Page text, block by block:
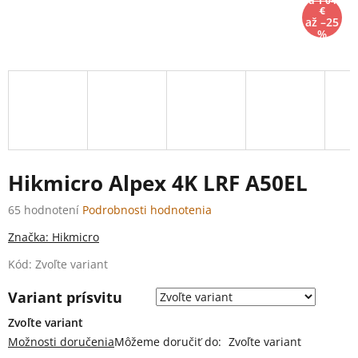
€
až –25
%
Hikmicro Alpex 4K LRF A50EL
Kód: Zvoľte variant
Variant prísvitu
Zvoľte variant
Môžeme doručiť do: Zvoľte variant
Možnosti doručenia
Priemerné
produktu
4,4
5
hviezdičiek.
65 hodnotení Podrobnosti hodnotenia
Značka: Hikmicro